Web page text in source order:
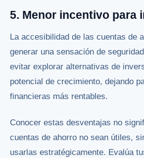
5. Menor incentivo para
La accesibilidad de las cuentas de
generar una sensación de
evitar explorar alternativas de
potencial de crecimiento, dejando
financieras más rentables.
Conocer estas desventajas no
cuentas de ahorro no sean útiles,
usarlas estratégicamente. Evalúa